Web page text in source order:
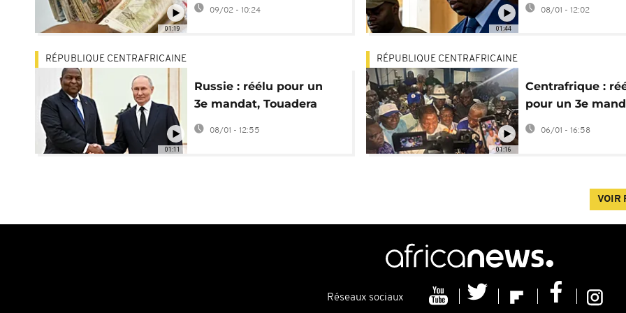
01:19
activités
09/02 - 10:24
01:44
08/01 - 12:02
01:11
RÉPUBLIQUE CENTRAFRICAINE
Russie : réélu pour un
3e mandat, Touadera
invite Poutine en
Centrafrique
08/01 - 12:55
01:16
RÉPUBLIQUE CENTRAFRICAINE
Centrafrique :
pour un 3e
Touadéra appelle
l’unité
06/01 - 16:58
VOIR
Réseaux sociaux